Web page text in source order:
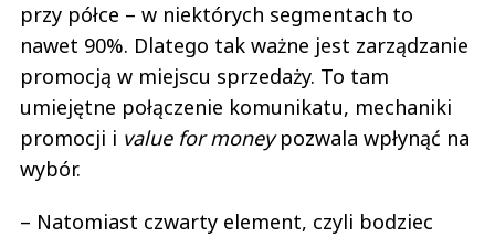
przy półce – w niektórych segmentach to
nawet 90%. Dlatego tak ważne jest zarządzanie
promocją w miejscu sprzedaży. To tam
umiejętne połączenie komunikatu, mechaniki
promocji i value for moneypozwala wpłynąć na
wybór.
– Natomiast czwarty element, czyli bodziec